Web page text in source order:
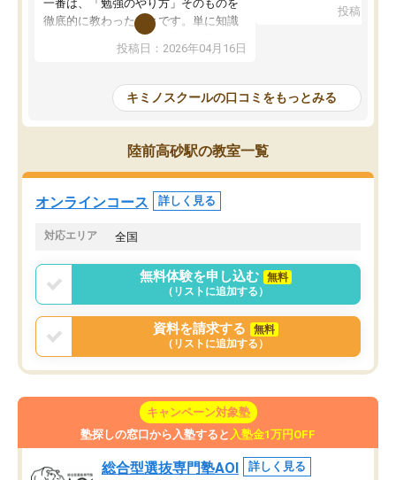
一番は、「勉強のやり方」そのものを
徹底的に教わったことです。単に知識
を詰め込むのではなく、自学自習の習
慣が身につくよう並走してくれるの
はなくなりました。
講師の方との距離も近く、親身なコー
チングのおかげで、停滞期もモチベー
ションを維持できました。「やらされ
る勉強」から「目標のための勉強」へ
意識が変わったことが、目標校への合
投稿日：2026年04月16日
を明確にしてくれるの
の仕方をコーチングして
ルなので、家での学習習
身につきました。結果と
た英語の偏差値が10以上
していた公立高校に無事
た。自分から学ぶ姿勢を
投稿日：
キミノスクールの口コミをもっとみる
陸前高砂駅の教室一覧
オンラインコース 詳しく見る
対応エリア 全国
無料体験を申し込む
無料
（リストに追加する）
資料を請求する
無料
（リストに追加する）
キャンペーン対象塾
塾探しの窓口から入塾すると 入塾金1万円OFF
総合型選抜専門塾AOI 詳しく見る